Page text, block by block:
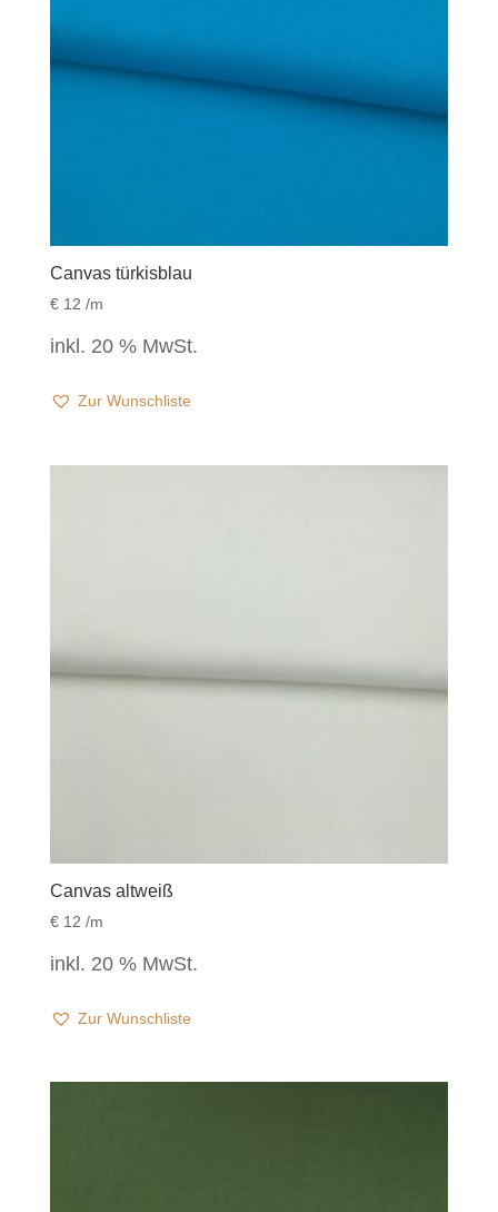
Canvas türkisblau
€12 /m
inkl. 20 % MwSt.
Zur Wunschliste
Canvas altweiß
€12 /m
inkl. 20 % MwSt.
Zur Wunschliste